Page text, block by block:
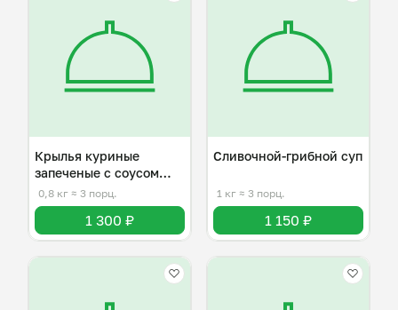
Крылья куриные
запеченые с соусом
терияки
0,8 кг ≈ 3 порц.
1 300 ₽
Сливочной-грибной суп
1 кг ≈ 3 порц.
1 150 ₽